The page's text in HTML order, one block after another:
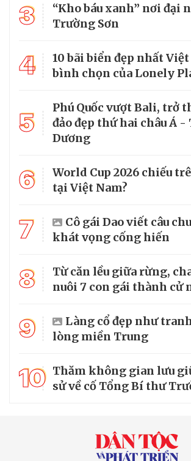
3
“Kho báu xanh” nơi đại
Trường Sơn
4
10 bãi biển đẹp nhất
bình chọn của Lonely
5
Phú Quốc vượt Bali, trở
đảo đẹp thứ hai châu Á
Dương
6
World Cup 2026 chiếu
tại Việt Nam?
7
Cô gái Dao viết câu
khát vọng cống hiến
8
Từ căn lều giữa rừng,
nuôi 7 con gái thành cử
9
Làng cổ đẹp như
lòng miền Trung
10 Thăm không gian lưu
sử về cố Tổng Bí thư